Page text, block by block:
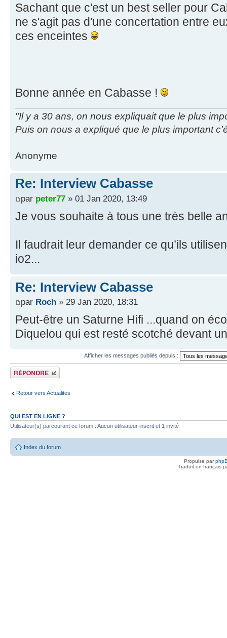
Sachant que c'est un best seller pour
ne s'agit pas d'une concertation entre
ces enceintes
Bonne année en Cabasse !
"Il y a 30 ans, on nous expliquait que le plus
Puis on nous a expliqué que le plus important
Anonyme
Re: Interview Cabasse
par peter77 » 01 Jan 2020, 13:49
Je vous souhaite à tous une très belle
Il faudrait leur demander ce qu’ils
io2...
Re: Interview Cabasse
par Roch » 29 Jan 2020, 18:31
Peut-être un Saturne Hifi ...quand on
Diquelou qui est resté scotché devant
Afficher les messages publiés depuis :
Publier une réponse
Retour vers Actualites
QUI EST EN LIGNE ?
Utilisateur(s) parcourant ce forum : Aucun utilisateur inscrit et 1 invité
Index du forum
Propulsé par
Traduit en français